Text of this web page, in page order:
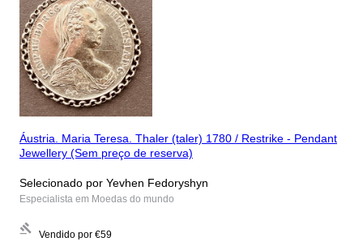
Áustria. Maria Teresa. Thaler (taler) 1780 / Restrike - Pendant
Jewellery (Sem preço de reserva)
Selecionado por Yevhen Fedoryshyn
Especialista em Moedas do mundo
Vendido por €59